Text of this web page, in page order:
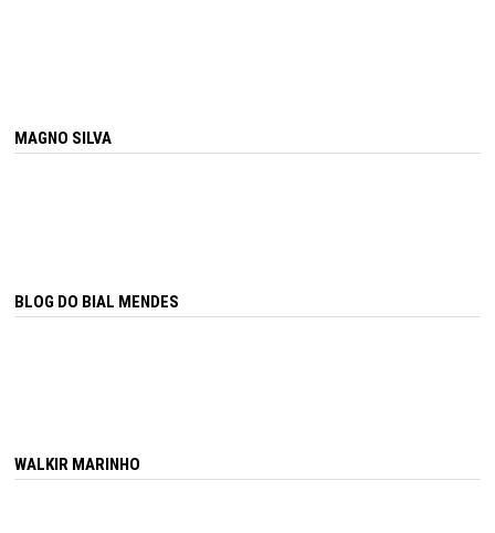
MAGNO SILVA
BLOG DO BIAL MENDES
WALKIR MARINHO